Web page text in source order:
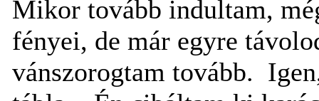
Mikor tovább indultam,
fényei, de már egyre
vánszorogtam tovább.